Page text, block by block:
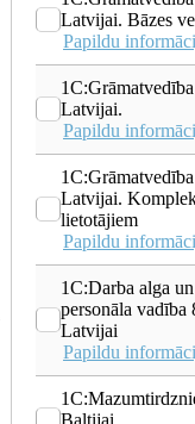
Latvijai. Bāzes
Papildu
Latvijai.
Papildu
Latvijai.
lietotājiem
Papildu
1C:Darba alga un
personāla vadība
Latvijai
Papildu
Baltijai